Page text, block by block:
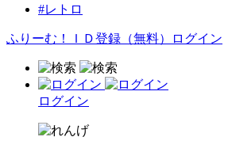
#レトロ
ふりーむ！ＩＤ登録（無料） ログイン
ログイン